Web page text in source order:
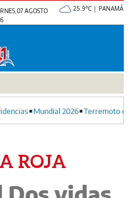
07 AGOSTO
25.9°C | PANAMÁ
Mundial 2026 Terremoto
ROJA